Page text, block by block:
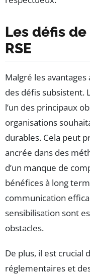
Les défis
RSE
Malgré les avantages
des défis subsistent.
l’un des principaux
organisations
durables. Cela peut
ancrée dans des
d’un manque de
bénéfices à long
communication
sensibilisation sont
obstacles.
De plus, il est crucial
réglementaires et